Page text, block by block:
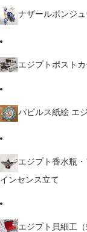
ナザールボンジ
エジプトポスト
パピルス紙絵 エ
エジプト香水瓶
インセンス立て
エジプト貝細工